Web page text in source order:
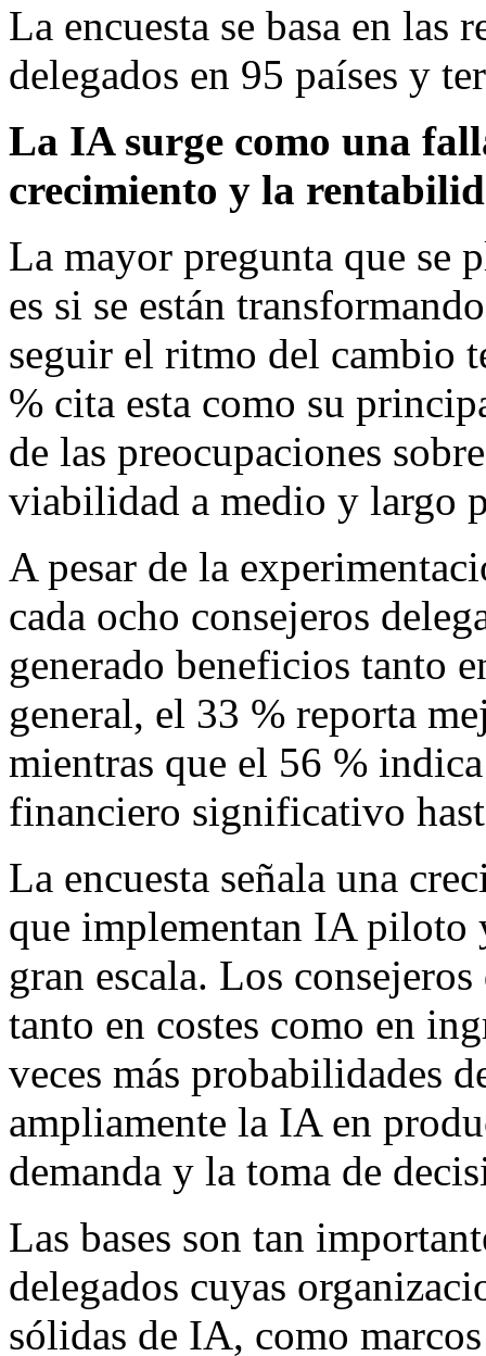
La encuesta se basa en las
delegados en 95 países y
La IA surge como una
crecimiento y la
La mayor pregunta que se
es si se están
seguir el ritmo del cambio
% cita esta como su
de las preocupaciones
viabilidad a medio y largo
A pesar de la
cada ocho consejeros
generado beneficios tanto
general, el 33 % reporta
mientras que el 56 %
financiero significativo
La encuesta señala una
que implementan IA piloto
gran escala. Los
tanto en costes como en
veces más probabilidades
ampliamente la IA en
demanda y la toma de
Las bases son tan
delegados cuyas
sólidas de IA, como